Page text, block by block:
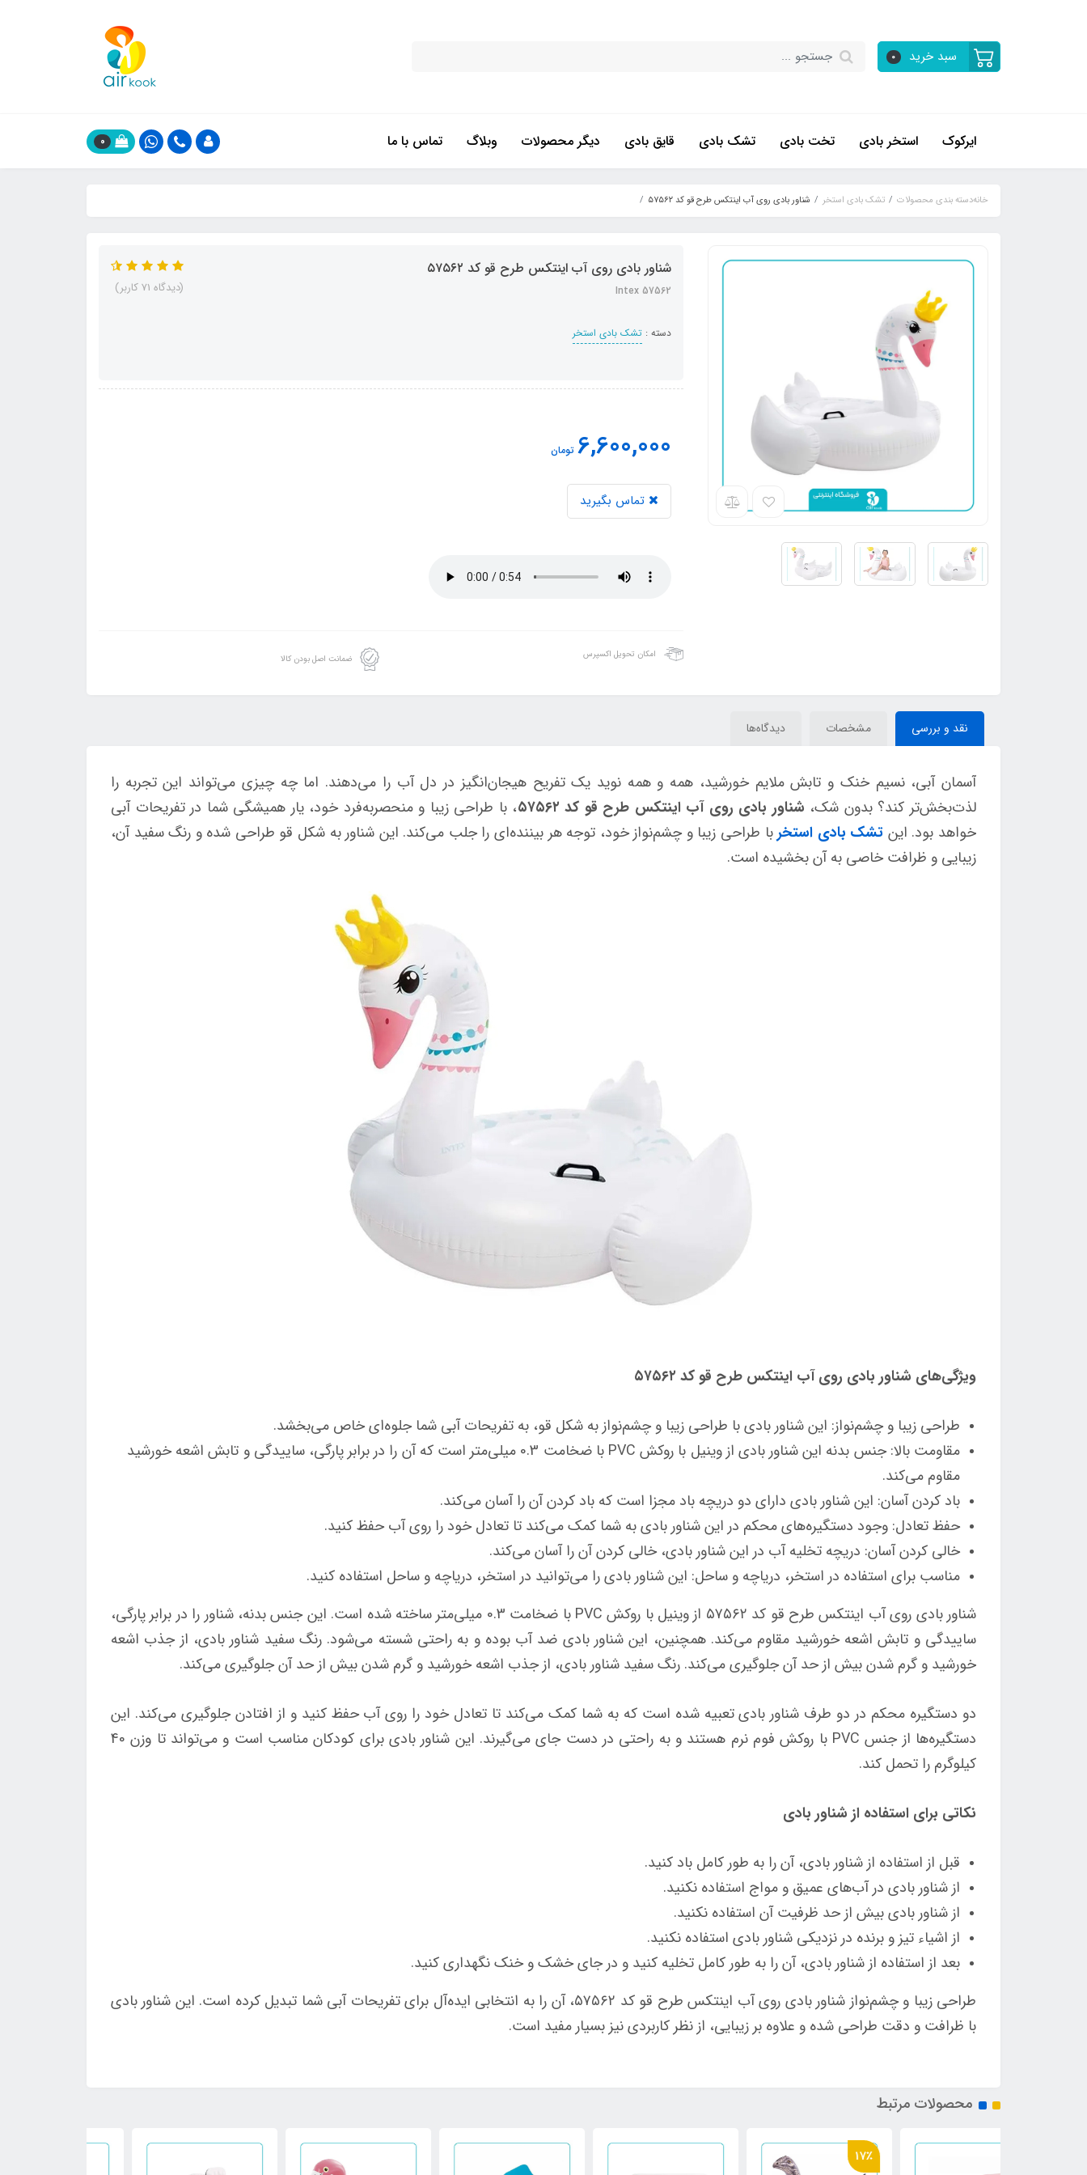
سبد خرید 0
ایرکوک استخر بادی تخت بادی تشک بادی قایق بادی دیگر محصولات وبلاگ تماس با ما 0
خانهدسته بندی محصولات تشک بادی استخر شناور بادی روی آب اینتکس طرح قو کد ۵۷۵۶۲
شناور بادی روی آب اینتکس طرح قو کد ۵۷۵۶۲
Intex 57562
دسته : تشک بادی استخر
(دیدگاه 71 کاربر)
6,600,000تومان
تماس بگیرید
امکان تحویل اکسپرس ضمانت اصل بودن کالا
نقد و بررسی مشخصات دیدگاه‌ها
آسمان آبی، نسیم خنک و تابش ملایم خورشید، همه و همه نوید یک تفریح هیجان‌انگیز در دل آب را می‌دهند. اما چه چیزی می‌تواند این تجربه را
لذت‌بخش‌تر کند؟ بدون شک، شناور بادی روی آب اینتکس طرح قو کد ۵۷۵۶۲
، با طراحی زیبا و منحصربه‌فرد خود، یار همیشگی شما در تفریحات آبی
خواهد بود. این تشک بادی استخر با طراحی زیبا و چشم‌نواز خود، توجه هر بیننده‌ای را جلب می‌کند. این شناور به شکل قو طراحی شده و رنگ سفید آن،
زیبایی و ظرافت خاصی به آن بخشیده است.
ویژگی‌های شناور بادی روی آب اینتکس طرح قو کد ۵۷۵۶۲
طراحی زیبا و چشم‌نواز: این شناور بادی با طراحی زیبا و چشم‌نواز به شکل قو، به تفریحات آبی شما جلوه‌ای خاص می‌بخشد.
مقاومت بالا: جنس بدنه این شناور بادی از وینیل با روکش PVC با ضخامت 0.3 میلی‌متر است که آن را در برابر پارگی، ساییدگی و تابش اشعه خورشید
مقاوم می‌کند.
باد کردن آسان: این شناور بادی دارای دو دریچه باد مجزا است که باد کردن آن را آسان می‌کند.
حفظ تعادل: وجود دستگیره‌های محکم در این شناور بادی به شما کمک می‌کند تا تعادل خود را روی آب حفظ کنید.
خالی کردن آسان: دریچه تخلیه آب در این شناور بادی، خالی کردن آن را آسان می‌کند.
مناسب برای استفاده در استخر، دریاچه و ساحل: این شناور بادی را می‌توانید در استخر، دریاچه و ساحل استفاده کنید.
شناور بادی روی آب اینتکس طرح قو کد ۵۷۵۶۲ از وینیل با روکش PVC با ضخامت 0.3 میلی‌متر ساخته شده است. این جنس بدنه، شناور را در برابر پارگی،
ساییدگی و تابش اشعه خورشید مقاوم می‌کند. همچنین، این شناور بادی ضد آب بوده و به راحتی شسته می‌شود. رنگ سفید شناور بادی، از جذب اشعه
خورشید و گرم شدن بیش از حد آن جلوگیری می‌کند. رنگ سفید شناور بادی، از جذب اشعه خورشید و گرم شدن بیش از حد آن جلوگیری می‌کند.
دو دستگیره محکم در دو طرف شناور بادی تعبیه شده است که به شما کمک می‌کند تا تعادل خود را روی آب حفظ کنید و از افتادن جلوگیری می‌کند. این
دستگیره‌ها از جنس PVC با روکش فوم نرم هستند و به راحتی در دست جای می‌گیرند. این شناور بادی برای کودکان مناسب است و می‌تواند تا وزن 40
کیلوگرم را تحمل کند.
نکاتی برای استفاده از شناور بادی
قبل از استفاده از شناور بادی، آن را به طور کامل باد کنید.
از شناور بادی در آب‌های عمیق و مواج استفاده نکنید.
از شناور بادی بیش از حد ظرفیت آن استفاده نکنید.
از اشیاء تیز و برنده در نزدیکی شناور بادی استفاده نکنید.
بعد از استفاده از شناور بادی، آن را به طور کامل تخلیه کنید و در جای خشک و خنک نگهداری کنید.
طراحی زیبا و چشم‌نواز شناور بادی روی آب اینتکس طرح قو کد ۵۷۵۶۲، آن را به انتخابی ایده‌آل برای تفریحات آبی شما تبدیل کرده است. این شناور بادی
با ظرافت و دقت طراحی شده و علاوه بر زیبایی، از نظر کاربردی نیز بسیار مفید است.
محصولات مرتبط